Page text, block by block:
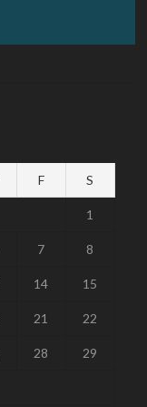
F S
1
7 8
14 15
21 22
28 29